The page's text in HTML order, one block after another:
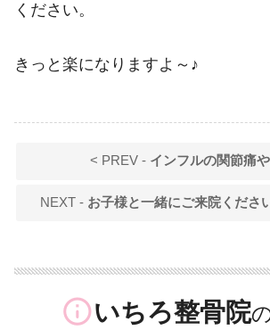
ください。
きっと楽になりますよ～♪
< PREV - インフルの関節痛
NEXT - お子様と一緒にご来院くださ
info_outlineいちろ整骨院